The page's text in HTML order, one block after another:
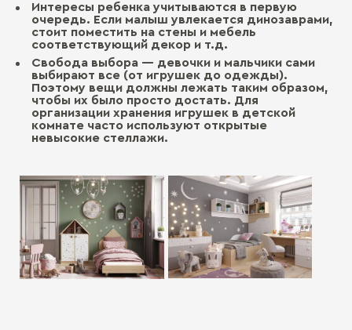
Интересы ребенка учитываются в первую
очередь. Если малыш увлекается динозаврами,
стоит поместить на стены и мебель
соответствующий декор и т.д.
Свобода выбора — девочки и мальчики сами
выбирают все (от игрушек до одежды).
Поэтому вещи должны лежать таким образом,
чтобы их было просто достать. Для
организации хранения игрушек в детской
комнате часто используют открытые
невысокие стеллажи.